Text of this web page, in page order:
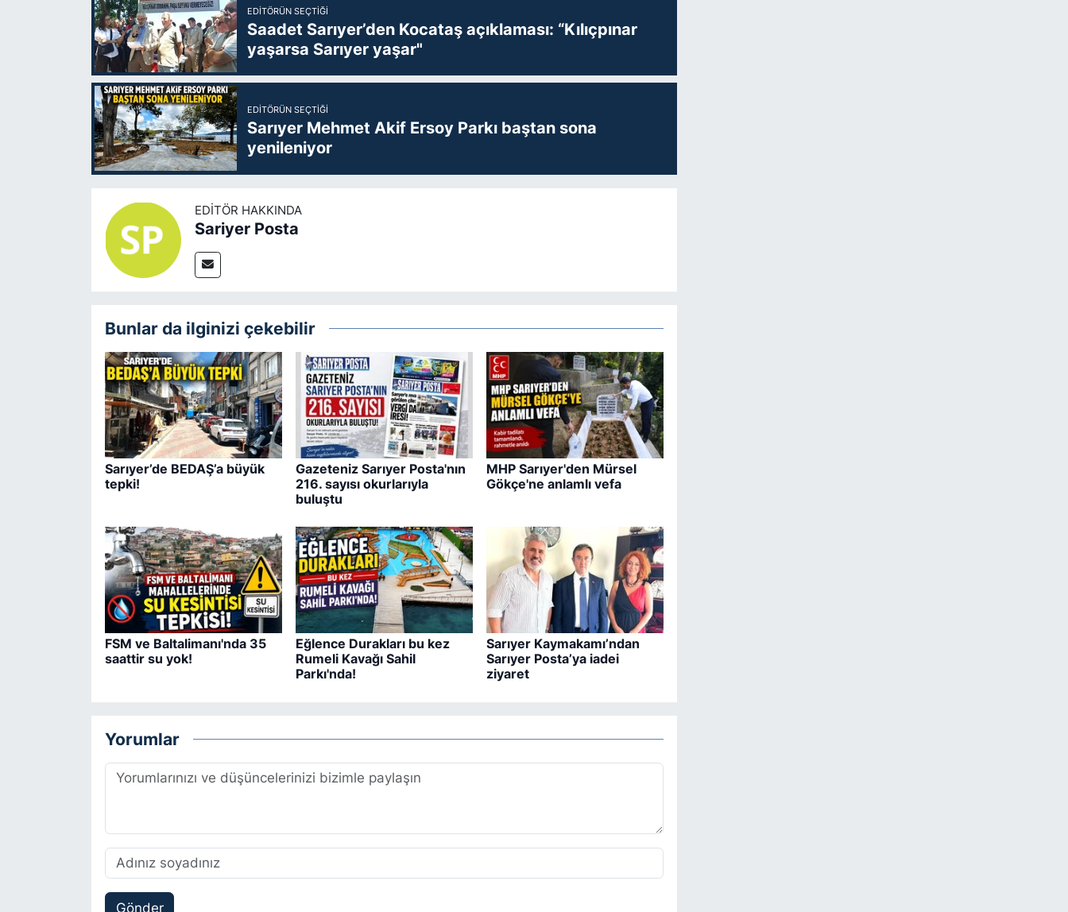
EDITÖRÜN SEÇTIĞI
Saadet Sarıyer’den Kocataş açıklaması: “Kılıçpınar
yaşarsa Sarıyer yaşar"
EDITÖRÜN SEÇTIĞI
Sarıyer Mehmet Akif Ersoy Parkı baştan sona
yenileniyor
EDITÖR HAKKINDA
Sariyer Posta
Bunlar da ilginizi çekebilir
Sarıyer’de BEDAŞ’a büyük
tepki!
Gazeteniz Sarıyer Posta'nın
216. sayısı okurlarıyla
buluştu
MHP Sarıyer'den Mürsel
Gökçe'ne anlamlı vefa
FSM ve Baltalimanı'nda 35
saattir su yok!
Eğlence Durakları bu kez
Rumeli Kavağı Sahil
Parkı'nda!
Sarıyer Kaymakamı’ndan
Sarıyer Posta’ya iadei
ziyaret
Yorumlar
Gönder